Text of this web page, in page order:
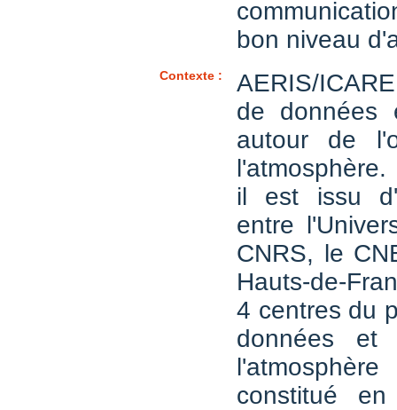
bon niveau
Contexte :
AERIS/
de données
autour de
il est issu
entre
CNRS, le
Hauts-de-
4 centres du
données et
constitué